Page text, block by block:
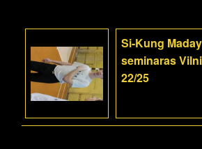
Si-Kung
seminaras
22/25